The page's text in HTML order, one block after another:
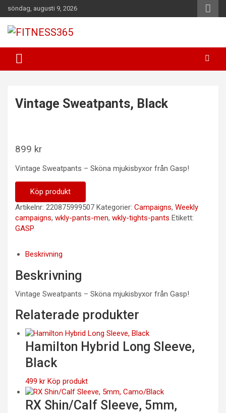
Hoppa
till
innehåll
söndag, augusti 9, 2026
FITNESS365
Vintage Sweatpants, Black
899 kr
Vintage Sweatpants – Sköna mjukisbyxor från Gasp!
Köp produkt
Artikelnr: 220875999507 Kategorier: Campaigns, Weekly
campaigns, wkly-pants-men, wkly-tights-pants Etikett:
GASP
Beskrivning
Beskrivning
Vintage Sweatpants – Sköna mjukisbyxor från Gasp!
Relaterade produkter
Hamilton Hybrid Long Sleeve,
Black
499 kr Köp produkt
RX Shin/Calf Sleeve, 5mm,